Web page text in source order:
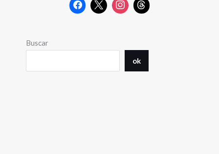
Buscar
ok